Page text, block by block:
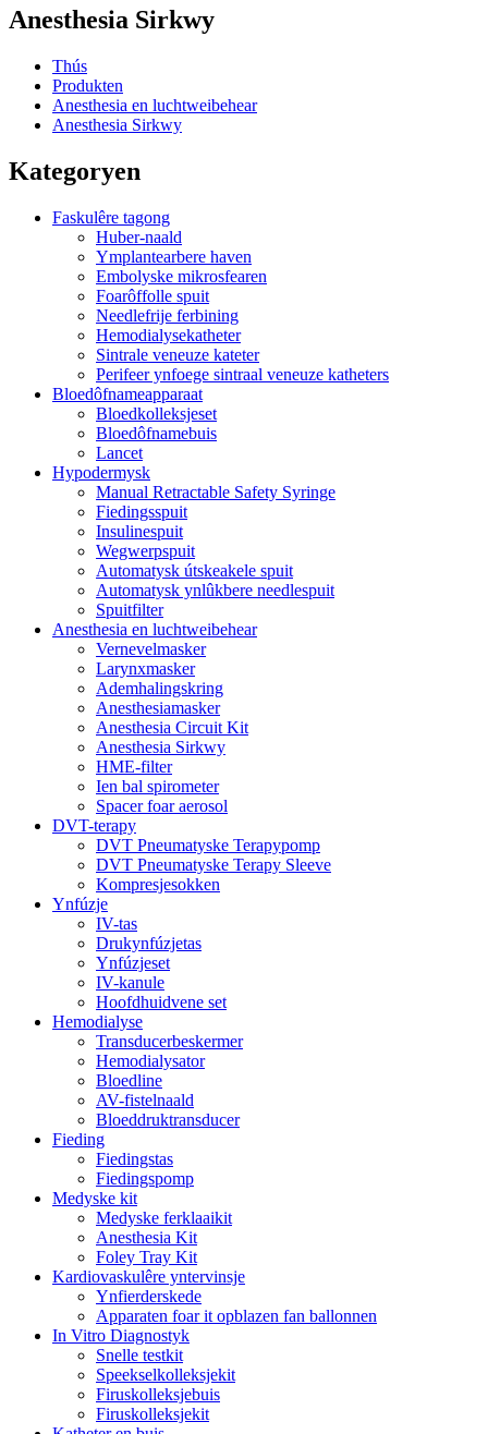
Anesthesia Sirkwy
Thús
Produkten
Anesthesia en luchtweibehear
Anesthesia Sirkwy
Kategoryen
Faskulêre tagong
Huber-naald
Ymplantearbere haven
Embolyske mikrosfearen
Foarôffolle spuit
Needlefrije ferbining
Hemodialysekatheter
Sintrale veneuze kateter
Perifeer ynfoege sintraal veneuze katheters
Bloedôfnameapparaat
Bloedkolleksjeset
Bloedôfnamebuis
Lancet
Hypodermysk
Manual Retractable Safety Syringe
Fiedingsspuit
Insulinespuit
Wegwerpspuit
Automatysk útskeakele spuit
Automatysk ynlûkbere needlespuit
Spuitfilter
Anesthesia en luchtweibehear
Vernevelmasker
Larynxmasker
Ademhalingskring
Anesthesiamasker
Anesthesia Circuit Kit
Anesthesia Sirkwy
HME-filter
Ien bal spirometer
Spacer foar aerosol
DVT-terapy
DVT Pneumatyske Terapypomp
DVT Pneumatyske Terapy Sleeve
Kompresjesokken
Ynfúzje
IV-tas
Drukynfúzjetas
Ynfúzjeset
IV-kanule
Hoofdhuidvene set
Hemodialyse
Transducerbeskermer
Hemodialysator
Bloedline
AV-fistelnaald
Bloeddruktransducer
Fieding
Fiedingstas
Fiedingspomp
Medyske kit
Medyske ferklaaikit
Anesthesia Kit
Foley Tray Kit
Kardiovaskulêre yntervinsje
Ynfierderskede
Apparaten foar it opblazen fan ballonnen
In Vitro Diagnostyk
Snelle testkit
Speekselkolleksjekit
Firuskolleksjebuis
Firuskolleksjekit